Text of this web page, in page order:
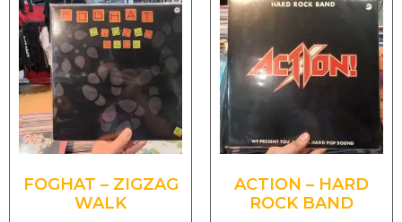
FOGHAT – ZIGZAG
WALK
ACTION – HARD
ROCK BAND